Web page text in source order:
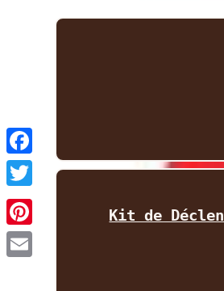
Facebook
Twitter
Kit de